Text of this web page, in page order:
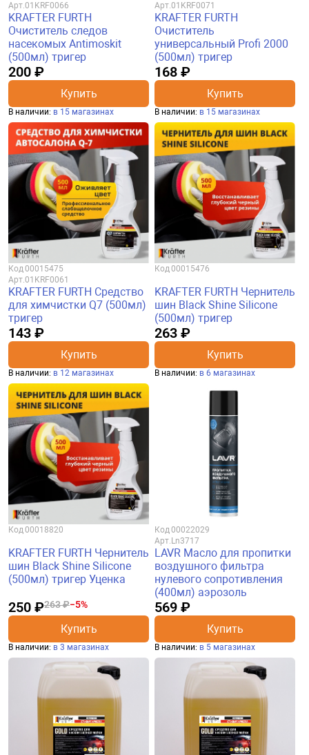
Арт.01KRF0066
KRAFTER FURTH
Очиститель следов
насекомых Antimoskit
(500мл) тригер
200 ₽
Купить
В наличии: в 15 магазинах
Арт.01KRF0071
KRAFTER FURTH
Очиститель
универсальный Profi 2000
(500мл) тригер
168 ₽
Купить
В наличии: в 15 магазинах
Код00015475
Арт.01KRF0061
KRAFTER FURTH Средство
для химчистки Q7 (500мл)
тригер
143 ₽
Купить
В наличии: в 12 магазинах
Код00015476
KRAFTER FURTH Чернитель
шин Black Shine Silicone
(500мл) тригер
263 ₽
Купить
В наличии: в 6 магазинах
Код00018820
KRAFTER FURTH Чернитель
шин Black Shine Silicone
(500мл) тригер Уценка
250 ₽263 ₽−5%
Купить
В наличии: в 3 магазинах
Код00022029
Арт. Ln3717
LAVR Масло для пропитки
воздушного фильтра
нулевого сопротивления
(400мл) аэрозоль
569 ₽
Купить
В наличии: в 5 магазинах